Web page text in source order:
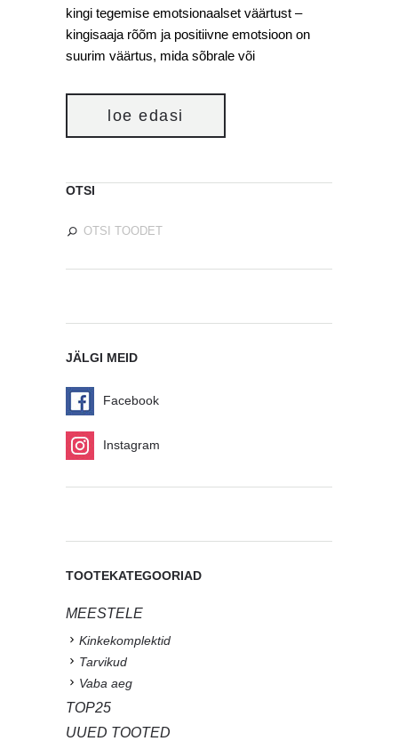
kingi tegemise emotsionaalset väärtust –
kingisaaja rõõm ja positiivne emotsioon on
suurim väärtus, mida sõbrale või
loe edasi
OTSI
JÄLGI MEID
Facebook
Instagram
TOOTEKATEGOORIAD
MEESTELE
Kinkekomplektid
Tarvikud
Vaba aeg
TOP25
UUED TOOTED